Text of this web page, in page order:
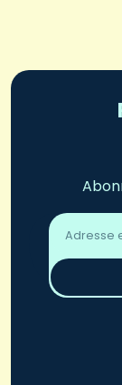
Adresse
email